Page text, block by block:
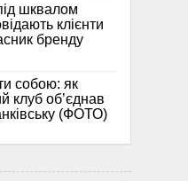
шквалом
клієнти
бренду
собою: як
клуб об’єднав
(ФОТО)